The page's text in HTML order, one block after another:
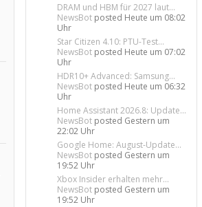
DRAM und HBM für 2027 laut...
NewsBot posted Heute um 08:02
Uhr
Star Citizen 4.10: PTU-Test...
NewsBot posted Heute um 07:02
Uhr
HDR10+ Advanced: Samsung...
NewsBot posted Heute um 06:32
Uhr
Home Assistant 2026.8: Update...
NewsBot posted Gestern um
22:02 Uhr
Google Home: August-Update...
NewsBot posted Gestern um
19:52 Uhr
Xbox Insider erhalten mehr...
NewsBot posted Gestern um
19:52 Uhr